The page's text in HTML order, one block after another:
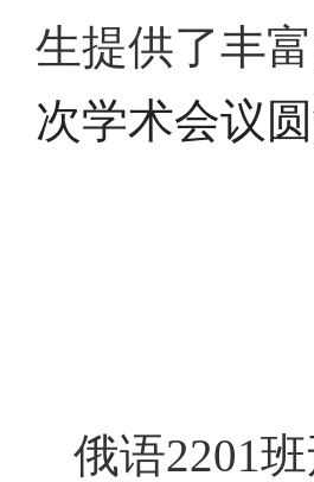
生提供了丰
次学术会议圆
俄语2201